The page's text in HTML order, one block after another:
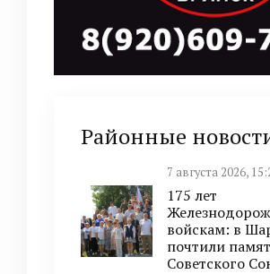
Районные
7 августа 2026,
175 лет
войскам: в
почтили
Советского